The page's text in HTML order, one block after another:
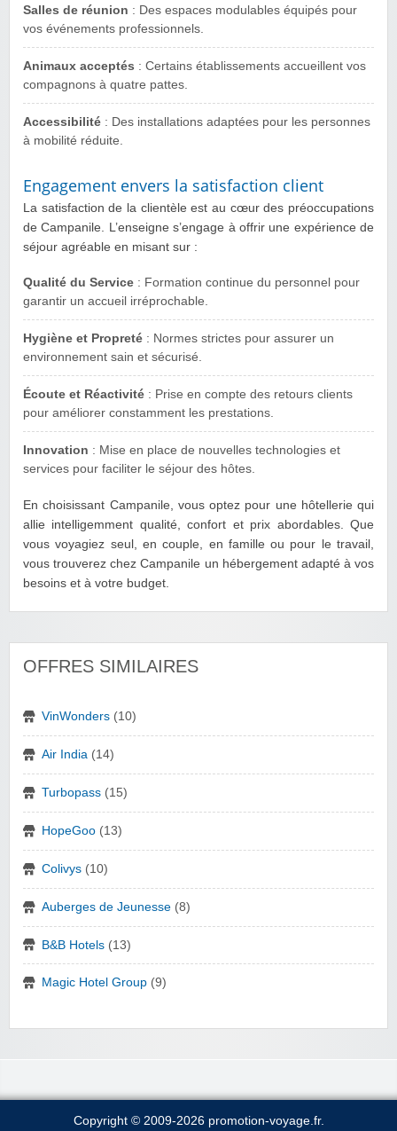
Salles de réunion : Des espaces modulables équipés pour
vos événements professionnels.
Animaux acceptés : Certains établissements accueillent vos
compagnons à quatre pattes.
Accessibilité : Des installations adaptées pour les personnes
à mobilité réduite.
Engagement envers la satisfaction client
La satisfaction de la clientèle est au cœur des préoccupations
de Campanile. L’enseigne s’engage à offrir une expérience de
séjour agréable en misant sur :
Qualité du Service : Formation continue du personnel pour
garantir un accueil irréprochable.
Hygiène et Propreté : Normes strictes pour assurer un
environnement sain et sécurisé.
Écoute et Réactivité : Prise en compte des retours clients
pour améliorer constamment les prestations.
Innovation : Mise en place de nouvelles technologies et
services pour faciliter le séjour des hôtes.
En choisissant Campanile, vous optez pour une hôtellerie qui
allie intelligemment qualité, confort et prix abordables. Que
vous voyagiez seul, en couple, en famille ou pour le travail,
vous trouverez chez Campanile un hébergement adapté à vos
besoins et à votre budget.
OFFRES SIMILAIRES
VinWonders (10)
Air India (14)
Turbopass (15)
HopeGoo (13)
Colivys (10)
Auberges de Jeunesse (8)
B&B Hotels (13)
Magic Hotel Group (9)
Copyright © 2009-2026 promotion-voyage.fr.